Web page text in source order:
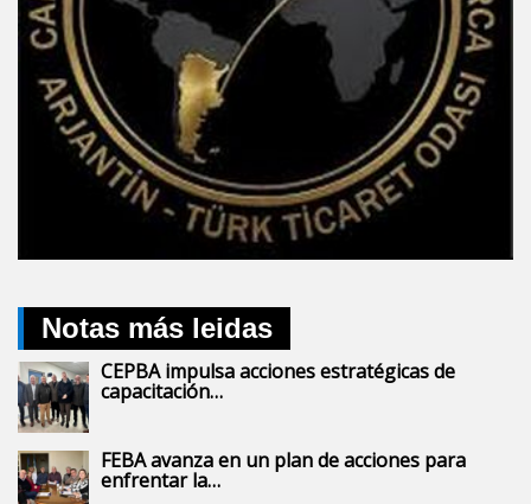
Notas más leidas
CEPBA impulsa acciones estratégicas de
capacitación…
FEBA avanza en un plan de acciones para
enfrentar la…